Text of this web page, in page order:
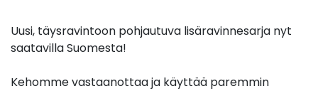
Uusi, täysravintoon pohjautuva lisäravinnesarja nyt
saatavilla Suomesta!
Kehomme vastaanottaa ja käyttää paremmin